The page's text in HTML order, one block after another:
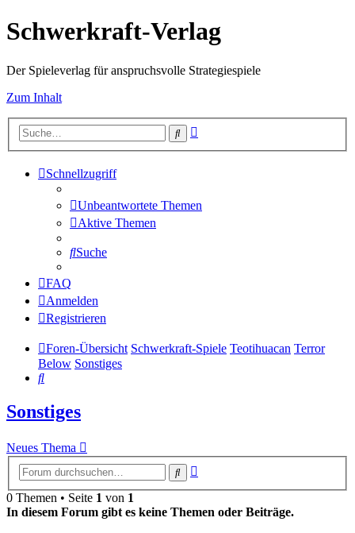
Schwerkraft-Verlag
Der Spieleverlag für anspruchsvolle Strategiespiele
Zum Inhalt
Suche
Schnellzugriff
Unbeantwortete Themen
Aktive Themen
Suche
FAQ
Anmelden
Registrieren
Foren-Übersicht Schwerkraft-Spiele Teotihuacan Terror
Below Sonstiges
Suche
Sonstiges
Neues Thema
Suche
0 Themen • Seite 1 von 1
In diesem Forum gibt es keine Themen oder Beiträge.